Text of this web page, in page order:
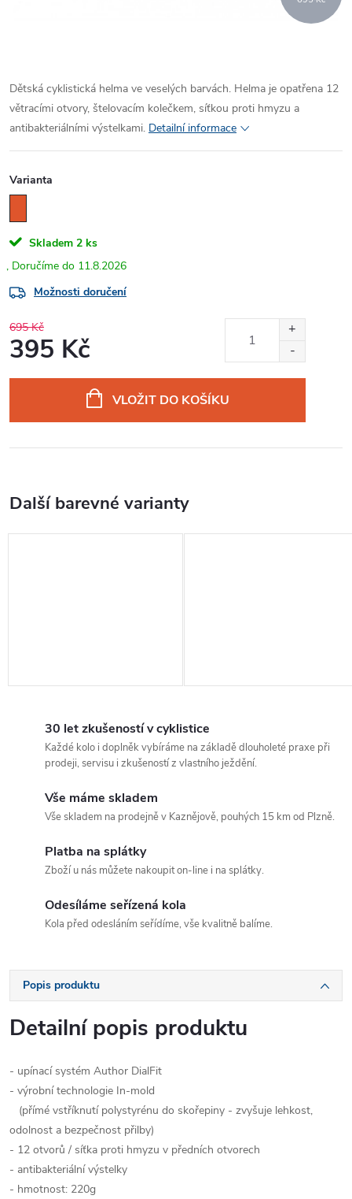
Dětská cyklistická helma ve veselých barvách. Helma je opatřena 12
větracími otvory, štelovacím kolečkem, síťkou proti hmyzu a
antibakteriálními výstelkami. Detailní informace
Varianta
Skladem 2 ks
11.8.2026
Možnosti doručení
695 Kč
395 Kč
VLOŽIT DO KOŠÍKU
30 let zkušeností v cyklistice
Každé kolo i doplněk vybíráme na základě dlouholeté praxe při
prodeji, servisu i zkušeností z vlastního ježdění.
Vše máme skladem
Vše skladem na prodejně v Kaznějově, pouhých 15 km od Plzně.
Platba na splátky
Zboží u nás můžete nakoupit on-line i na splátky.
Odesíláme seřízená kola
Kola před odesláním seřídíme, vše kvalitně balíme.
Popis produktu
Detailní popis produktu
- upínací systém Author DialFit
- výrobní technologie In-mold
(přímé vstříknutí polystyrénu do skořepiny - zvyšuje lehkost,
odolnost a bezpečnost přilby)
- 12 otvorů / síťka proti hmyzu v předních otvorech
- antibakteriální výstelky
- hmotnost: 220g